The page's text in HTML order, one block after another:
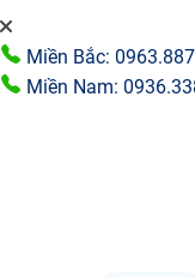
Miền Bắc:
Miền Nam: